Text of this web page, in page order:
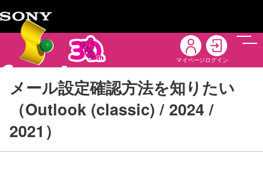
マイページ ログイン
メニ
メール設定確認方法を知りたい
（Outlook (classic) / 2024 /
2021）